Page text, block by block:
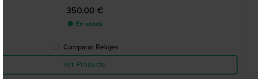
350,00 €
● En stock
Comparar Relojes
Ver Producto